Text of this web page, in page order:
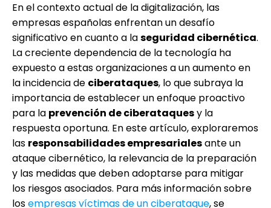
En el contexto actual de la digitalización, las
empresas españolas enfrentan un desafío
significativo en cuanto a laseguridad cibernética.
La creciente dependencia de la tecnología ha
expuesto a estas organizaciones a un aumento en
la incidencia de ciberataques, lo que subraya la
importancia de establecer un enfoque proactivo
para la prevención de ciberataquesy la
respuesta oportuna. En este artículo, exploraremos
las responsabilidades empresarialesante un
ataque cibernético, la relevancia de la preparación
y las medidas que deben adoptarse para mitigar
los riesgos asociados. Para más información sobre
losempresas víctimas de un ciberataque, se